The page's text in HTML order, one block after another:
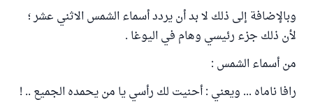
وبالإضافة إلى ذلك لا بد أن يردد أسماء الشمس الاثني عشر ؛
لأن ذلك جزء رئيسي وهام في اليوغا .
من أسماء الشمس :
رافا ناماه ... ويعني : أحنيت لك رأسي يا من يحمده الجميع .. !